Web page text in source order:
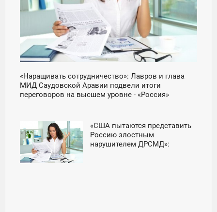
«Наращивать сотрудничество»: Лавров и глава
МИД Саудовской Аравии подвели итоги
переговоров на высшем уровне - «Россия»
«США пытаются представить
Россию злостным
нарушителем ДРСМД»: